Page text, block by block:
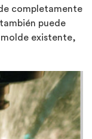
completamente
puede
existente,